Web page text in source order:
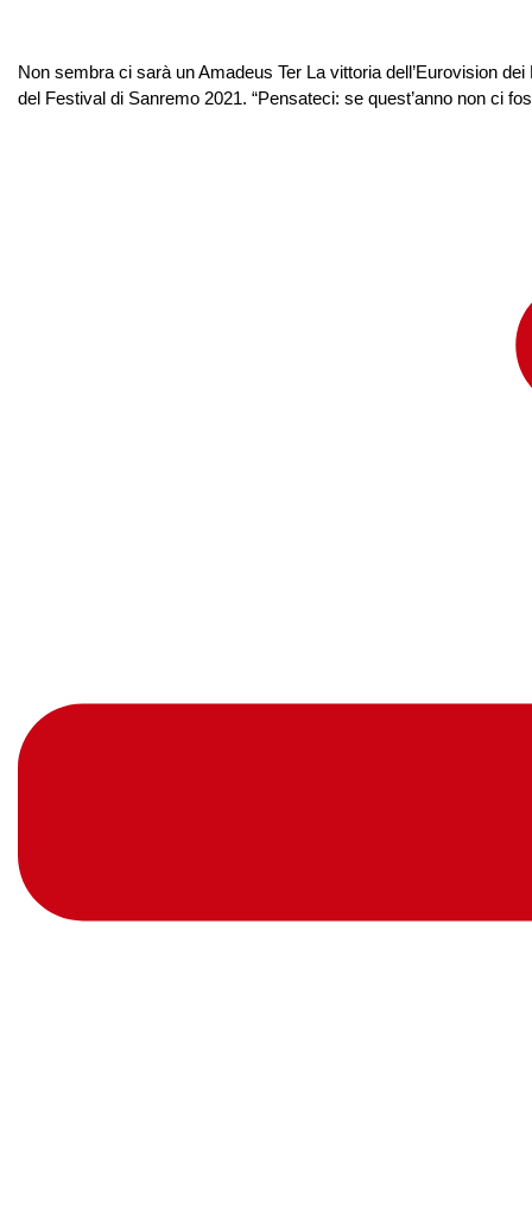
Non sembra ci sarà un Amadeus Ter La vittoria dell’Eurovision
del Festival di Sanremo 2021. “Pensateci: se quest’anno non ci